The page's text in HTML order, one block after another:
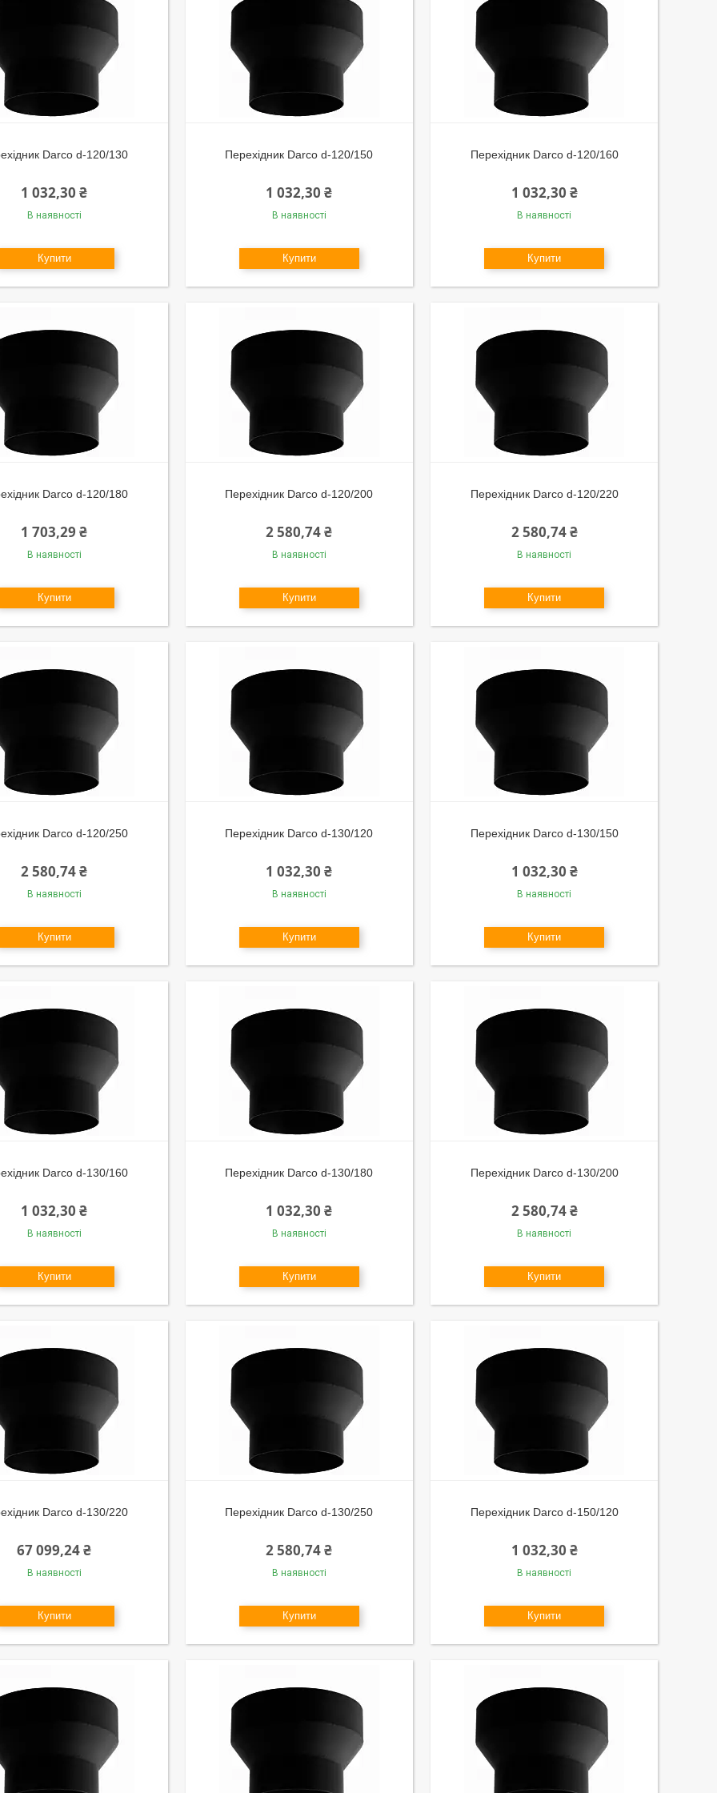
Darco d-120/130
1 032,30 ₴
В наявності
Купити
Перехідник Darco d-120/150
1 032,30 ₴
В наявності
Купити
Перехідник Darco d-120/160
1 032,30 ₴
В наявності
Купити
Darco d-120/180
1 703,29 ₴
В наявності
Купити
Перехідник Darco d-120/200
2 580,74 ₴
В наявності
Купити
Перехідник Darco d-120/220
2 580,74 ₴
В наявності
Купити
Darco d-120/250
2 580,74 ₴
В наявності
Купити
Перехідник Darco d-130/120
1 032,30 ₴
В наявності
Купити
Перехідник Darco d-130/150
1 032,30 ₴
В наявності
Купити
Darco d-130/160
1 032,30 ₴
В наявності
Купити
Перехідник Darco d-130/180
1 032,30 ₴
В наявності
Купити
Перехідник Darco d-130/200
2 580,74 ₴
В наявності
Купити
Darco d-130/220
67 099,24 ₴
В наявності
Купити
Перехідник Darco d-130/250
2 580,74 ₴
В наявності
Купити
Перехідник Darco d-150/120
1 032,30 ₴
В наявності
Купити